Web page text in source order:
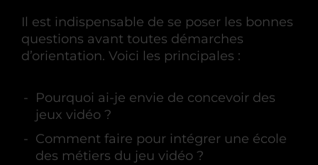
Il est indispensable de se poser les bonnes
questions avant toutes démarches
d’orientation. Voici les principales :
Pourquoi ai-je envie de concevoir des
jeux vidéo ?
Comment faire pour intégrer une école
des métiers du jeu vidéo ?